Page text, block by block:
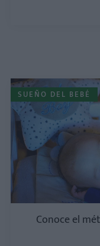
SUEÑO DEL BEBÉ
Conoce el